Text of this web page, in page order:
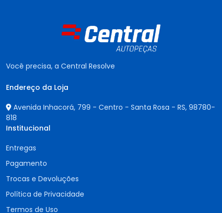
Você precisa, a Central Resolve
Endereço da Loja
Avenida Inhacorá, 799 - Centro - Santa Rosa - RS, 98780-
818
Institucional
Entregas
Pagamento
Trocas e Devoluções
Política de Privacidade
Termos de Uso